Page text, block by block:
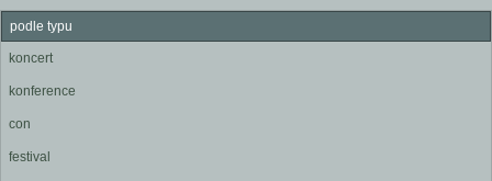
podle typu
koncert
konference
con
festival